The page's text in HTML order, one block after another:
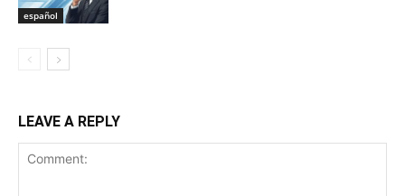
español
LEAVE A REPLY